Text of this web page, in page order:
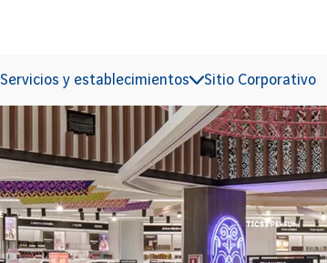
Servicios y establecimientos Sitio Corporativo